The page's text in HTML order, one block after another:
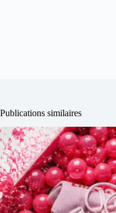
Publications similaires